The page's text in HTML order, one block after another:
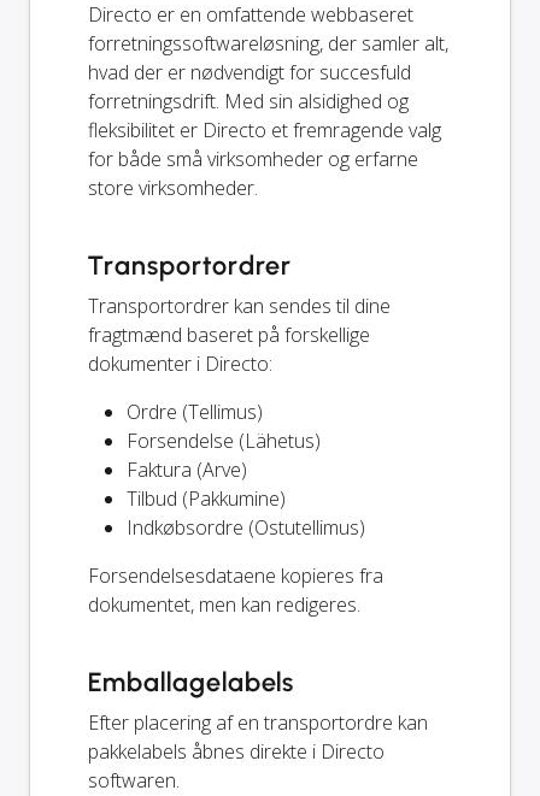
Directo er en omfattende webbaseret
forretningssoftwareløsning, der samler alt,
hvad der er nødvendigt for succesfuld
forretningsdrift. Med sin alsidighed og
fleksibilitet er Directo et fremragende valg
for både små virksomheder og erfarne
store virksomheder.
Transportordrer
Transportordrer kan sendes til dine
fragtmænd baseret på forskellige
dokumenter i Directo:
Ordre (Tellimus)
Forsendelse (Lähetus)
Faktura (Arve)
Tilbud (Pakkumine)
Indkøbsordre (Ostutellimus)
Forsendelsesdataene kopieres fra
dokumentet, men kan redigeres.
Emballagelabels
Efter placering af en transportordre kan
pakkelabels åbnes direkte i Directo
softwaren.